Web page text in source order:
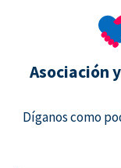
Asociación
Díganos como